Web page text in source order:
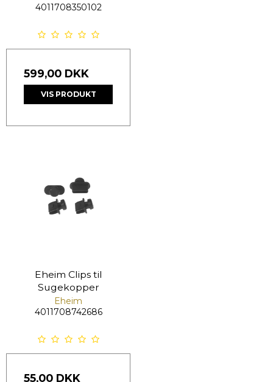
4011708350102
599,00 DKK
VIS PRODUKT
Eheim Clips til
Sugekopper
Eheim
4011708742686
55,00 DKK